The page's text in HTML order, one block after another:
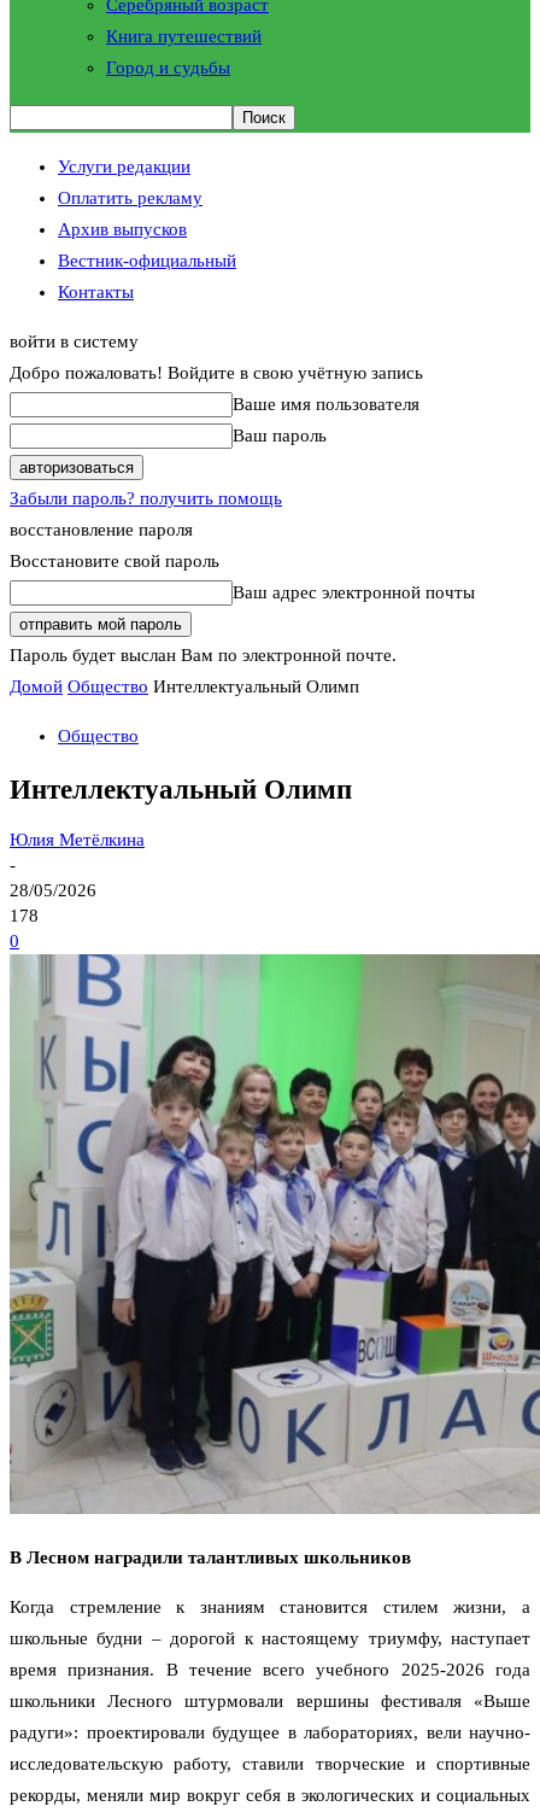
Серебряный возраст
Книга путешествий
Город и судьбы
Услуги редакции
Оплатить рекламу
Архив выпусков
Вестник-официальный
Контакты
войти в систему
Добро пожаловать! Войдите в свою учётную запись
Ваше имя пользователя
Ваш пароль
Забыли пароль? получить помощь
восстановление пароля
Восстановите свой пароль
Ваш адрес электронной почты
Пароль будет выслан Вам по электронной почте.
Домой Общество Интеллектуальный Олимп
Общество
Интеллектуальный Олимп
Юлия Метёлкина
-
28/05/2026
178
0
В Лесном наградили талантливых школьников
Когда стремление к знаниям становится стилем жизни, а
школьные будни – дорогой к настоящему триумфу, наступает
время признания. В течение всего учебного 2025-2026 года
школьники Лесного штурмовали вершины фестиваля «Выше
радуги»: проектировали будущее в лабораториях, вели научно-
исследовательскую работу, ставили творческие и спортивные
рекорды, меняли мир вокруг себя в экологических и социальных